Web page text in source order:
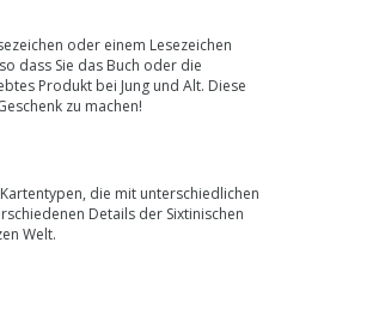
oder einem Lesezeichen
dass Sie das Buch oder die
Produkt bei Jung und Alt. Diese
zu machen!
die mit unterschiedlichen
Details der Sixtinischen
Welt.